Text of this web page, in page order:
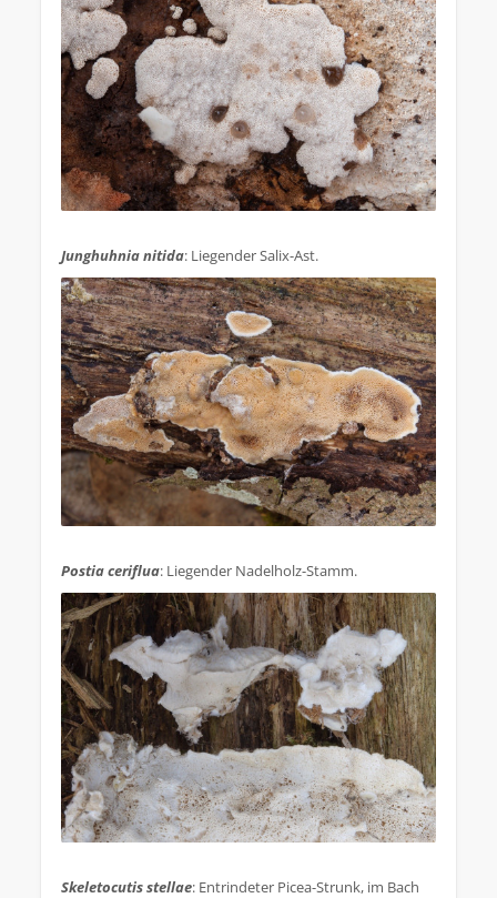
Junghuhnia nitida: Liegender Salix-Ast.
Postia ceriflua: Liegender Nadelholz-Stamm.
Skeletocutis stellae: Entrindeter Picea-Strunk, im Bach